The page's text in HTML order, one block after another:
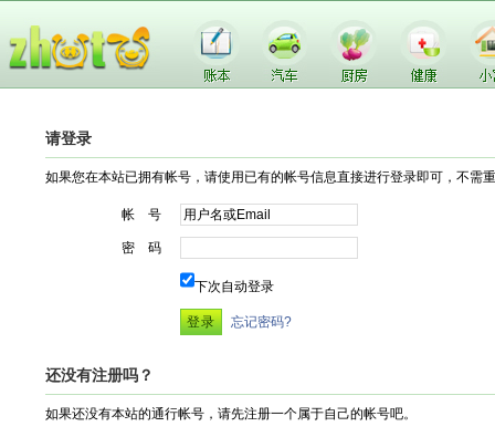
请登录
如果您在本站已拥有帐号，请使用已有的帐号信息直接进行登录即可，不需
帐 号
密 码
下次自动登录
忘记密码?
还没有注册吗？
如果还没有本站的通行帐号，请先注册一个属于自己的帐号吧。